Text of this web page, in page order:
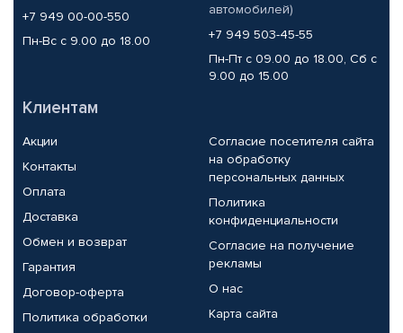
+7 949 00-00-550
Пн-Вс с 9.00 до 18.00
автомобилей)
+7 949 503-45-55
Пн-Пт с 09.00 до 18.00, Сб с
9.00 до 15.00
Клиентам
Акции
Контакты
Оплата
Доставка
Обмен и возврат
Гарантия
Договор-оферта
Политика обработки
Согласие посетителя сайта
на обработку
персональных данных
Политика
конфиденциальности
Согласие на получение
рекламы
О нас
Карта сайта